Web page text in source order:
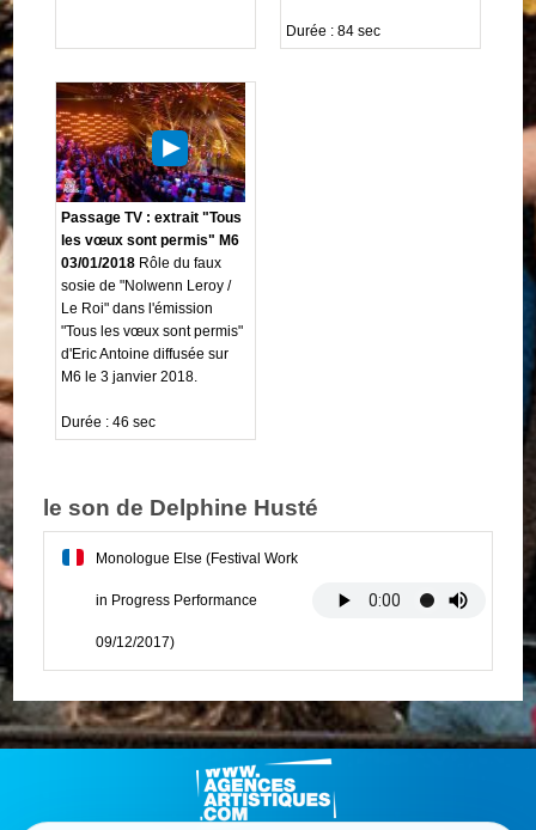
Durée : 84 sec
Passage TV : extrait "Tous
les vœux sont permis" M6
03/01/2018 Rôle du faux
sosie de "Nolwenn Leroy /
Le Roi" dans l'émission
"Tous les vœux sont permis"
d'Eric Antoine diffusée sur
M6 le 3 janvier 2018.
Durée : 46 sec
le son de Delphine Husté
Monologue Else (Festival Work
in Progress Performance
09/12/2017)